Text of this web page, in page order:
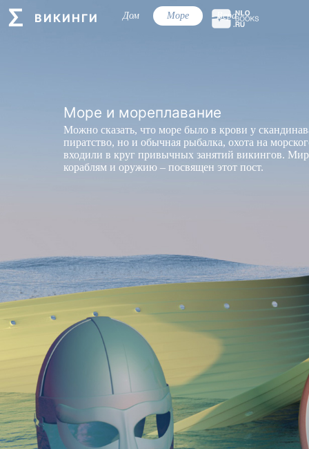
ВИКИНГИ Дом Море Вера
Море и мореплавание
Можно сказать, что море было в крови у
пиратство, но и обычная рыбалка, охота на
входили в круг привычных занятий викингов.
кораблям и оружию – посвящен этот пост.